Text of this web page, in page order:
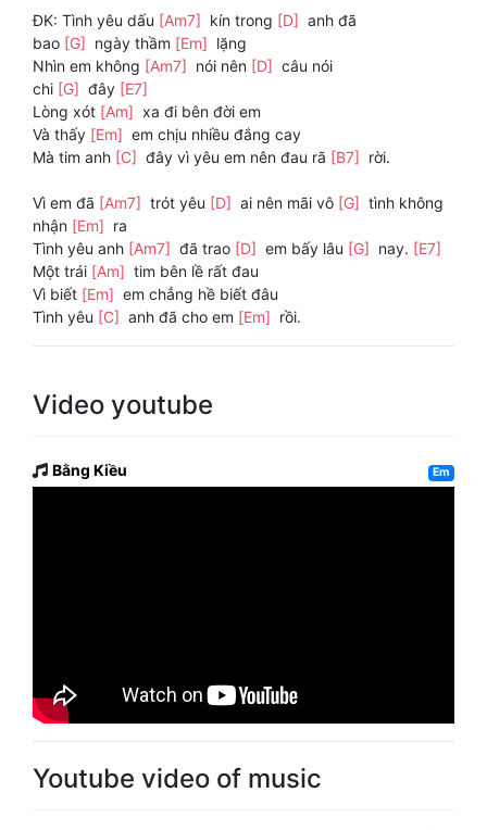
ĐK: Tình yêu dấu [Am7] kín trong [D] anh đã
bao [G] ngày thầm [Em] lặng
Nhìn em không [Am7] nói nên [D] câu nói
chi [G] đây [E7]
Lòng xót [Am] xa đi bên đời em
Và thấy [Em] em chịu nhiều đắng cay
Mà tim anh [C] đây vì yêu em nên đau rã [B7] rời.
Vì em đã [Am7] trót yêu [D] ai nên mãi vô [G] tình không
nhận [Em] ra
Tình yêu anh [Am7] đã trao [D] em bấy lâu [G] nay. [E7]
Một trái [Am] tim bên lề rất đau
Vì biết [Em] em chẳng hề biết đâu
Tình yêu [C] anh đã cho em [Em] rồi.
Video youtube
Bằng Kiều Em
Youtube video of music